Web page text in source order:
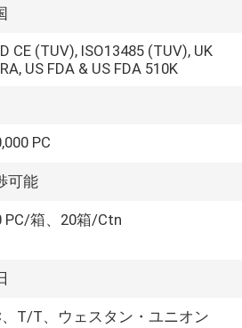
CE (TUV), ISO13485 (TUV), UK
US FDA & US FDA 510K
PC
可能
PC/箱、20箱/Ctn
T/T、ウェスタン・ユニオン